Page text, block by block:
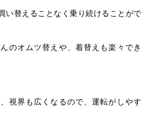
い替えることなく乗り続けることがで
のオムツ替えや、着替えも楽々でき
視界も広くなるので、運転がしやす